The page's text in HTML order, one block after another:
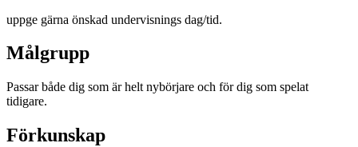
uppge gärna önskad undervisnings dag/tid.
Målgrupp
Passar både dig som är helt nybörjare och för dig som spelat
tidigare.
Förkunskap